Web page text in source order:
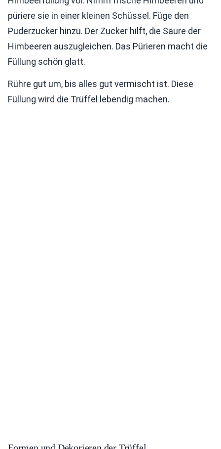
püriere sie in einer kleinen Schüssel. Füge den
Puderzucker hinzu. Der Zucker hilft, die Säure der
Himbeeren auszugleichen. Das Pürieren macht die
Füllung schön glatt.
Rühre gut um, bis alles gut vermischt ist. Diese
Füllung wird die Trüffel lebendig machen.